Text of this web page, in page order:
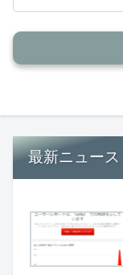
最新ニュース